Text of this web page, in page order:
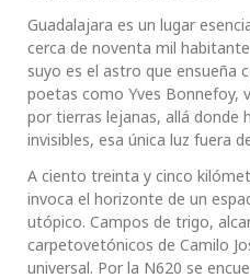
Guadalajara es un lugar
cerca de noventa mil
suyo es el astro que ensueña
poetas como Yves Bonnefoy,
por tierras lejanas, allá donde
invisibles, esa única luz fuera
A ciento treinta y cinco
invoca el horizonte de un
utópico. Campos de trigo,
carpetovetónicos de Camilo
universal. Por la N620 se